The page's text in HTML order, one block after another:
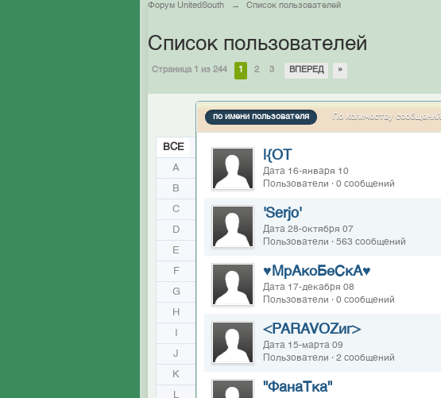
Форум UnitedSouth → Список пользователей
Список пользователей
Страница 1 из 244 1 2 3 ВПЕРЕД »
ВСЕ
A
B
C
D
E
F
G
H
J
K
L
по имени пользователя По количеству сообщений
|{OT
Дата 16-января 10
Пользователи · 0 сообщений
'Serjo'
Дата 28-октября 07
Пользователи · 563 сообщений
♥МрАкоБеСкА♥
Дата 17-декабря 08
Пользователи · 0 сообщений
<PARAVOZиг>
Дата 15-марта 09
Пользователи · 2 сообщений
"ФанаТка"